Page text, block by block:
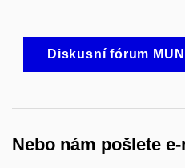
Diskusní fórum MUNI
Nebo nám pošlete